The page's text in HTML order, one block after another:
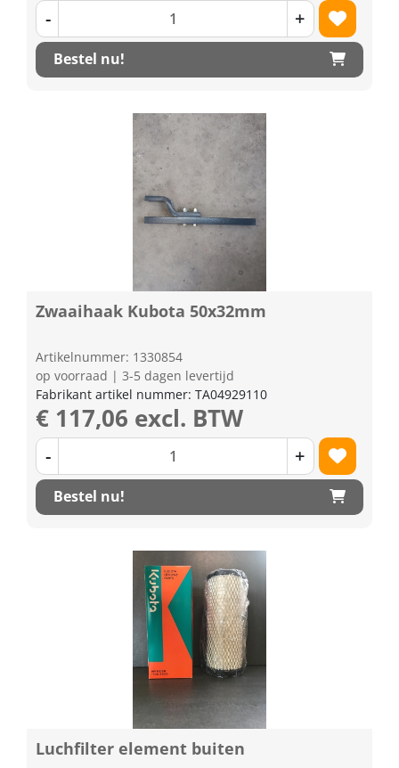
- +
Bestel nu!
Zwaaihaak Kubota 50x32mm
Artikelnummer: 1330854
op voorraad | 3-5 dagen levertijd
Fabrikant artikel nummer: TA04929110
€ 117,06 excl. BTW
- +
Bestel nu!
Luchfilter element buiten